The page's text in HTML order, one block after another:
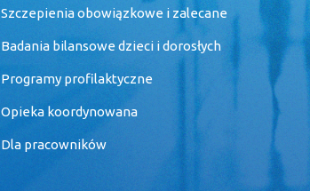
Szczepienia obowiązkowe i zalecane
Badania bilansowe dzieci i dorosłych
Programy profilaktyczne
Opieka koordynowana
Dla pracowników